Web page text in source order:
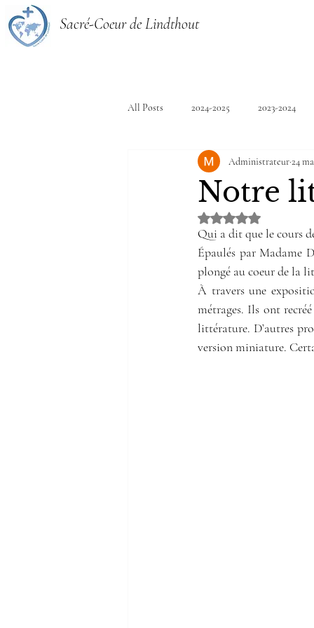
Sacré-Coeur de Lindthout
All Posts 2024-2025 2023-2024
Notre
Administrateur24
Noté NaN étoiles sur 5.
Qui a dit que le cours
Épaulés par Madame
plongé au coeur de la
À travers une
métrages. Ils ont
littérature. D’autres
version miniature.